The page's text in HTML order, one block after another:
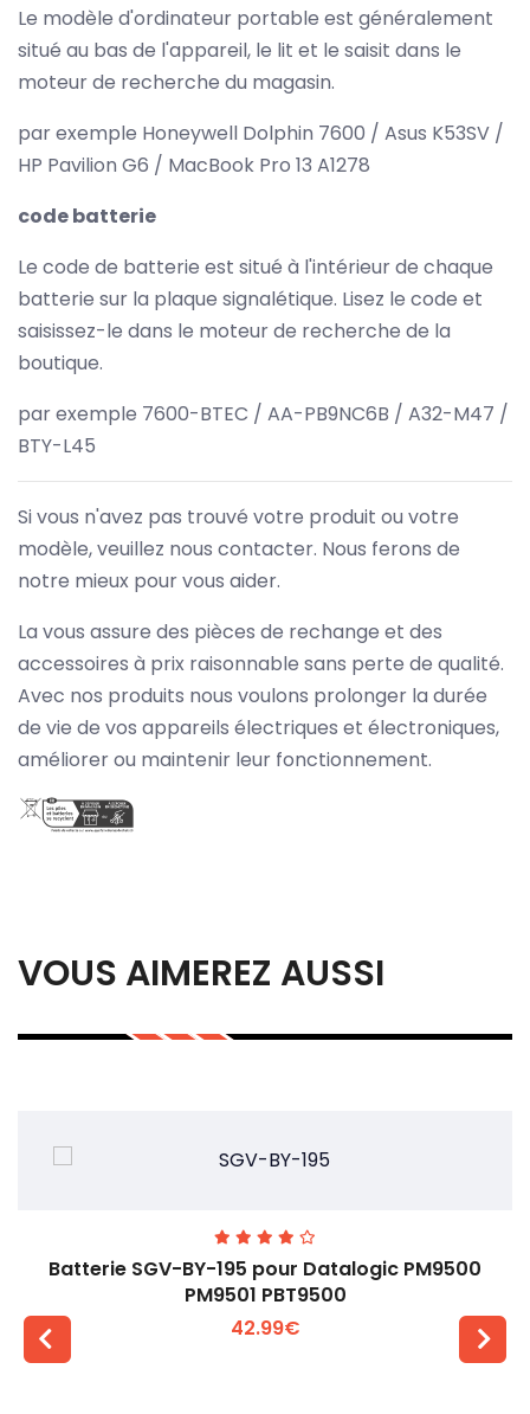
Le modèle d'ordinateur portable est généralement
situé au bas de l'appareil, le lit et le saisit dans le
moteur de recherche du magasin.
par exemple Honeywell Dolphin 7600 / Asus K53SV /
HP Pavilion G6 / MacBook Pro 13 A1278
code batterie
Le code de batterie est situé à l'intérieur de chaque
batterie sur la plaque signalétique. Lisez le code et
saisissez-le dans le moteur de recherche de la
boutique.
par exemple 7600-BTEC / AA-PB9NC6B / A32-M47 /
BTY-L45
Si vous n'avez pas trouvé votre produit ou votre
modèle, veuillez nous contacter. Nous ferons de
notre mieux pour vous aider.
La vous assure des pièces de rechange et des
accessoires à prix raisonnable sans perte de qualité.
Avec nos produits nous voulons prolonger la durée
de vie de vos appareils électriques et électroniques,
améliorer ou maintenir leur fonctionnement.
VOUS AIMEREZ AUSSI
Batterie SGV-BY-195 pour Datalogic PM9500
PM9501 PBT9500
42.99€